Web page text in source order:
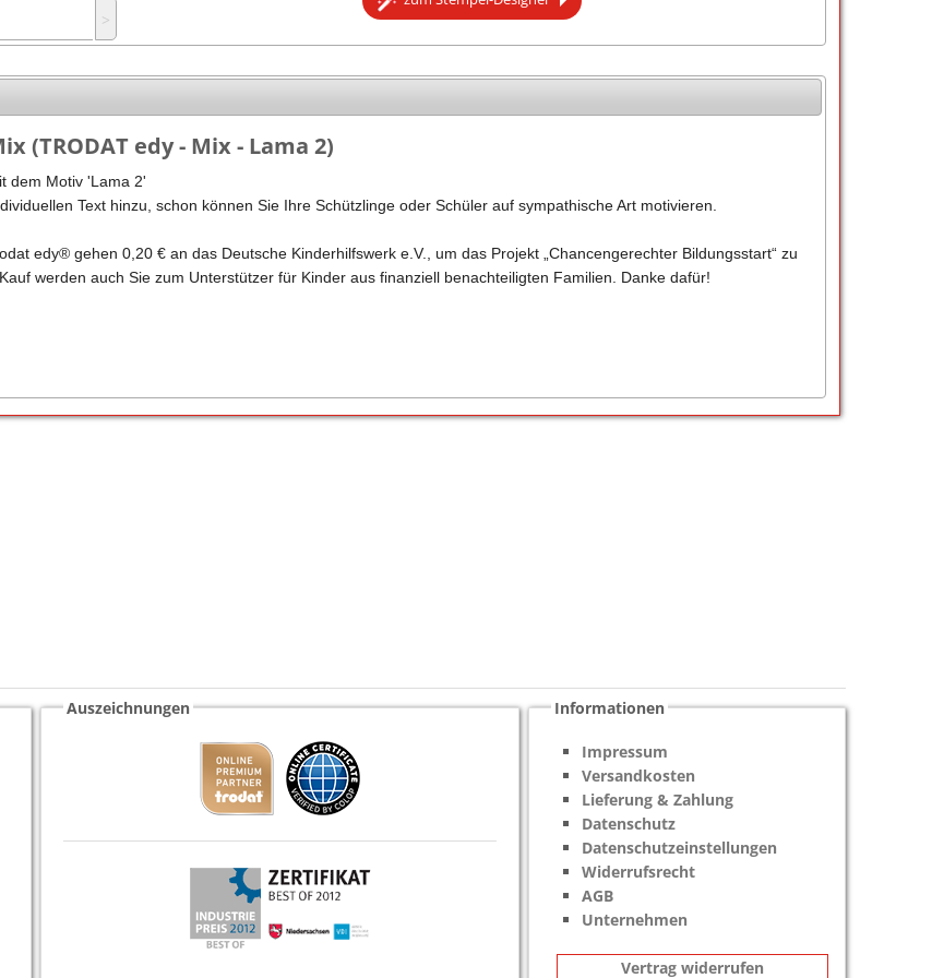
Stempel Kugelschreiber
Taucherstempel
Geocaching-Stempel
Lehrerstempel
Kinderstempel
˃
(TRODAT edy - Mix - Lama 2)
dem Motiv 'Lama 2'
Text hinzu, schon können Sie Ihre Schützlinge oder Schüler auf sympathische Art motivieren.
edy® gehen 0,20 € an das Deutsche Kinderhilfswerk e.V., um das Projekt „Chancengerechter Bildungsstart“ zu
werden auch Sie zum Unterstützer für Kinder aus finanziell benachteiligten Familien. Danke dafür!
Auszeichnungen Informationen
Impressum
Versandkosten
Lieferung & Zahlung
Datenschutz
Datenschutzeinstellungen
Widerrufsrecht
AGB
Unternehmen
Vertrag widerrufen